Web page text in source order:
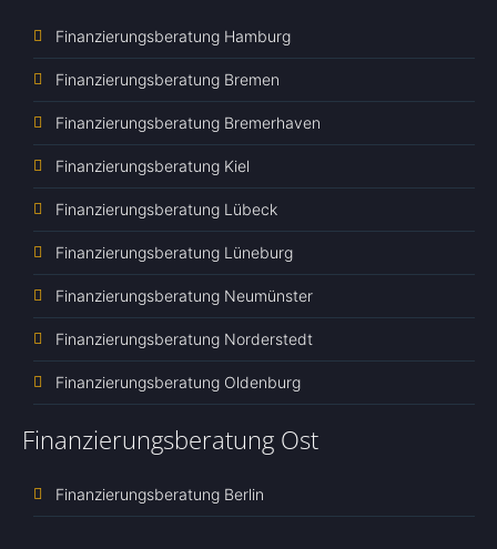
Finanzierungsberatung Hamburg
Finanzierungsberatung Bremen
Finanzierungsberatung Bremerhaven
Finanzierungsberatung Kiel
Finanzierungsberatung Lübeck
Finanzierungsberatung Lüneburg
Finanzierungsberatung Neumünster
Finanzierungsberatung Norderstedt
Finanzierungsberatung Oldenburg
Finanzierungsberatung Ost
Finanzierungsberatung Berlin